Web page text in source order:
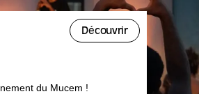
Découvrir
du Mucem !